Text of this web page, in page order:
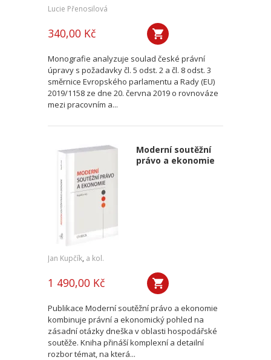
Lucie Přenosilová
340,00 Kč
Monografie analyzuje soulad české právní
úpravy s požadavky čl. 5 odst. 2 a čl. 8 odst. 3
směrnice Evropského parlamentu a Rady (EU)
2019/1158 ze dne 20. června 2019 o rovnováze
mezi pracovním a...
Moderní soutěžní
právo a ekonomie
Jan Kupčík, a kol.
1 490,00 Kč
Publikace Moderní soutěžní právo a ekonomie
kombinuje právní a ekonomický pohled na
zásadní otázky dneška v oblasti hospodářské
soutěže. Kniha přináší komplexní a detailní
rozbor témat, na která...